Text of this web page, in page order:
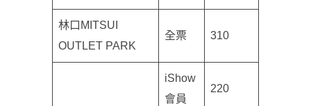
林口MITSUI
OUTLET PARK
全票 310
iShow
會員
220